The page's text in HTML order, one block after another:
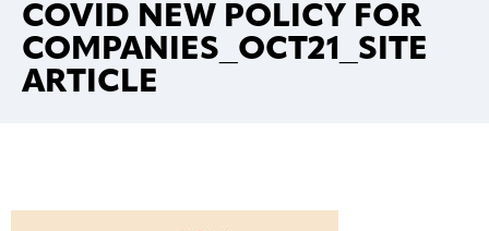
COVID NEW POLICY FOR
COMPANIES_OCT21_SITE
ARTICLE